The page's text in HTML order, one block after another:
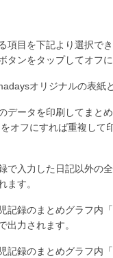
項目を下記より選択で
タンをタップしてオフに
オリジナルの表紙
データを印刷してまと
オフにすれば重複して
で入力した日記以外の
ます。
記録のまとめグラフ内
出力されます。
記録のまとめグラフ内